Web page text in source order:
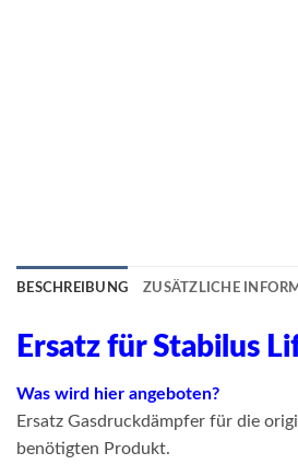
BESCHREIBUNG ZUSÄTZLICHE
Ersatz für Stabilus
Was wird hier angeboten?
Ersatz Gasdruckdämpfer für die
benötigten Produkt.